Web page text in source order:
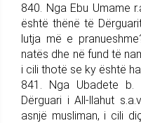
840. Nga Ebu Umame
është thënë të
lutja më e
natës dhe në fund të
i cili thotë se ky është
841. Nga Ubadete b.
Dërguari i All-llahut
asnjë musliman, i cili